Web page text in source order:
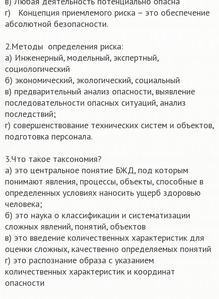
г) Концепция приемлемого риска – это обеспечение
абсолютной безопасности.
2.Методы определения риска:
а) Инженерный, модельный, экспертный,
социологический
б) экономический, экологический, социальный
в) предварительный анализ опасности, выявление
последовательности опасных ситуаций, анализ
последствий;
г) совершенствование технических систем и объектов,
подготовка персонала.
3.Что такое таксономия?
а) это центральное понятие БЖД, под которым
понимают явления, процессы, объекты, способные в
определенных условиях наносить ущерб здоровью
человека;
б) это наука о классификации и систематизации
сложных явлений, понятий, объектов
в) это введение количественных характеристик для
оценки сложных, качественно определяемых понятий
г) это распознание образа с указанием
количественных характеристик и координат
опасности